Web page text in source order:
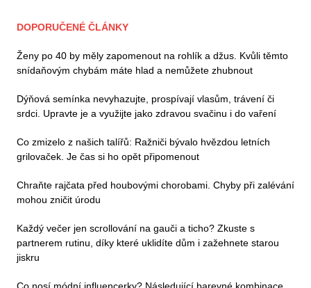
DOPORUČENÉ ČLÁNKY
Ženy po 40 by měly zapomenout na rohlík a džus. Kvůli těmto
snídaňovým chybám máte hlad a nemůžete zhubnout
Dýňová semínka nevyhazujte, prospívají vlasům, trávení či
srdci. Upravte je a využijte jako zdravou svačinu i do vaření
Co zmizelo z našich talířů: Ražniči bývalo hvězdou letních
grilovaček. Je čas si ho opět připomenout
Chraňte rajčata před houbovými chorobami. Chyby při zalévání
mohou zničit úrodu
Každý večer jen scrollování na gauči a ticho? Zkuste s
partnerem rutinu, díky které uklidíte dům i zažehnete starou
jiskru